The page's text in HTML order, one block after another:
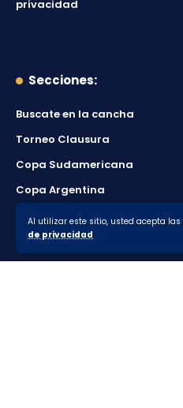
Al utilizar este sitio, usted acepta las
de privacidad
privacidad
Secciones:
Buscate en la cancha
Torneo Clausura
Copa Sudamericana
Copa Argentina
Mercado de pases
Boca Socios